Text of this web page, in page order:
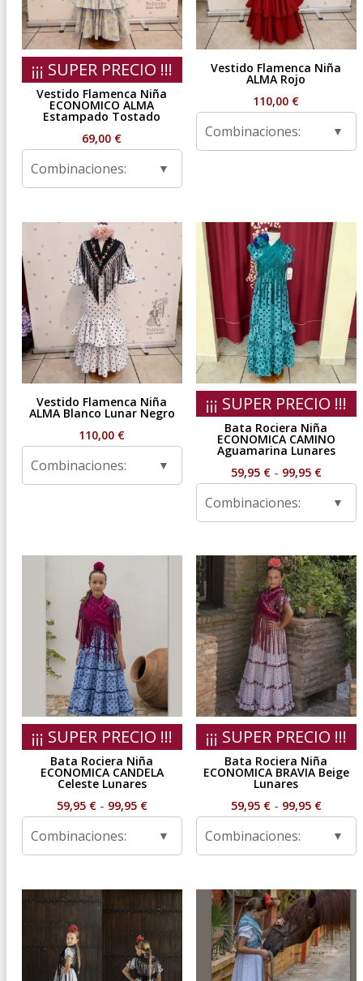
¡¡¡ SUPER PRECIO !!!
Vestido Flamenca Niña
ECONOMICO ALMA
Estampado Tostado
69,00 €
Combinaciones:
Vestido Flamenca Niña
ALMA Rojo
110,00 €
Combinaciones:
Vestido Flamenca Niña
ALMA Blanco Lunar Negro
110,00 €
Combinaciones:
¡¡¡ SUPER PRECIO !!!
Bata Rociera Niña
ECONOMICA CAMINO
Aguamarina Lunares
59,95 € - 99,95 €Rango
59,95 €
hasta
99,95 €
Combinaciones:
¡¡¡ SUPER PRECIO !!!
Bata Rociera Niña
ECONOMICA CANDELA
Celeste Lunares
59,95 € - 99,95 €Rango
59,95 €
hasta
99,95 €
Combinaciones:
¡¡¡ SUPER PRECIO !!!
Bata Rociera Niña
ECONOMICA BRAVIA Beige
Lunares
59,95 € - 99,95 €Rango
59,95 €
99,95 €
Combinaciones: